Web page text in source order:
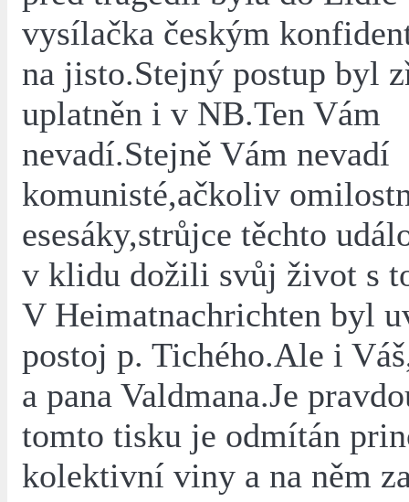
vysílačka českým
na jisto.Stejný postup byl
uplatněn i v NB.Ten Vám
nevadí.Stejně Vám nevadí
komunisté,ačkoliv
esesáky,strůjce těchto
v klidu dožili svůj život s
V Heimatnachrichten byl
postoj p. Tichého.Ale i
a pana Valdmana.Je
tomto tisku je odmítán
kolektivní viny a na něm